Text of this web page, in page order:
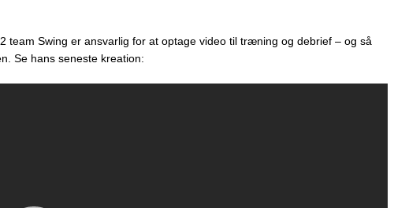
team Swing er ansvarlig for at optage video til træning og debrief – og så
Se hans seneste kreation: